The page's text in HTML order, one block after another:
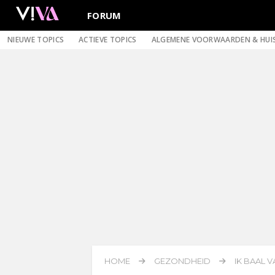
FORUM
NIEUWE TOPICS ACTIEVE TOPICS ALGEMENE VOORWAARDEN &
HOME GEZONDHEID IK BAAL